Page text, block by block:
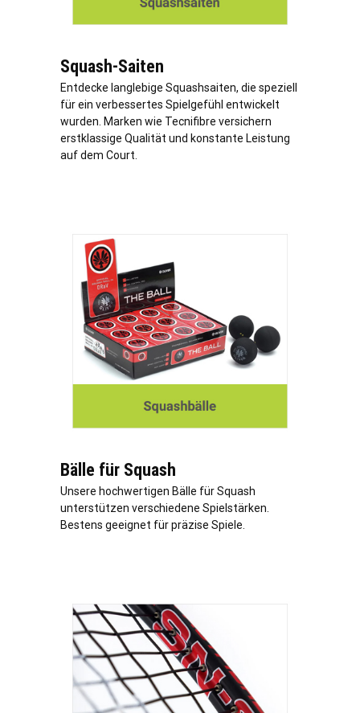
Squash-Saiten
Entdecke langlebige Squashsaiten, die speziell
für ein verbessertes Spielgefühl entwickelt
wurden. Marken wie Tecnifibre versichern
erstklassige Qualität und konstante Leistung
auf dem Court.
Bälle für Squash
Unsere hochwertigen Bälle für Squash
unterstützen verschiedene Spielstärken.
Bestens geeignet für präzise Spiele.